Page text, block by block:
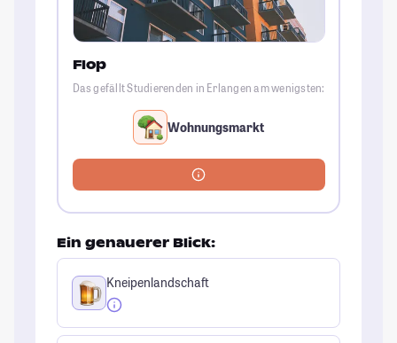
Flop
Das gefällt Studierenden in Erlangen am wenigsten:
Wohnungsmarkt
Ein genauerer Blick:
Kneipenlandschaft